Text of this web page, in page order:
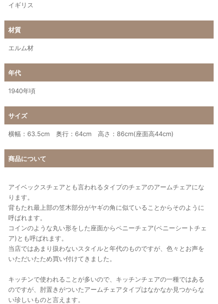
イギリス
材質
エルム材
年代
1940年頃
サイズ
横幅：63.5cm 奥行：64cm 高さ：86cm(座面高44cm)
商品について
アイベックスチェアとも言われるタイプのチェアのアームチェアにな
ります。
背もたれ最上部の笠木部分がヤギの角に似ていることからそのように
呼ばれます。
コインのような丸い形をした座面からペニーチェア(ペニーシートチェ
ア)とも呼ばれます。
当店ではあまり扱わないスタイルと年代のものですが、色々とお声を
いただいたため買い付けてきました。
キッチンで使われることが多いので、キッチンチェアの一種ではある
のですが、肘置きがついたアームチェアタイプはなかなか見つからな
い珍しいものと言えます。